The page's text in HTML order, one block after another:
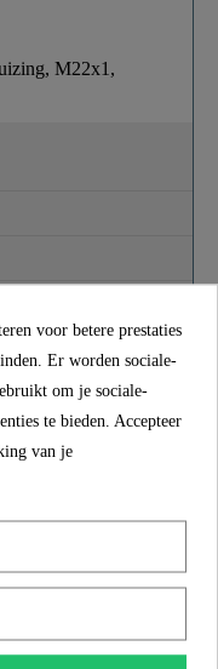
M22x1,
voor betere prestaties
Er worden sociale-
om je sociale-
te bieden. Accepteer
van je